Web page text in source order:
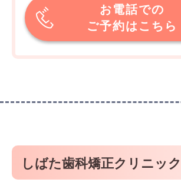
お電話での
ご予約はこちら
しばた歯科矯正クリニック